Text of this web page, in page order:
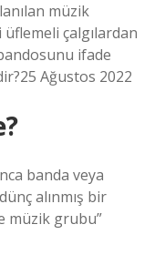
müzik
çalgılardan
ifade
Ağustos 2022
banda veya
alınmış bir
müzik grubu”